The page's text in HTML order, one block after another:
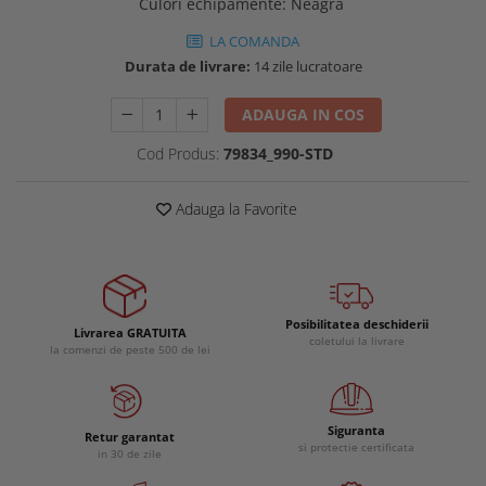
Echipamente specializate
Echipamente veterinari
Echipamente trimeri ongloane
LA COMANDA
Durata de livrare: 14 zile lucratoare
ADAUGA IN COS
Cod Produs: 79834_990-STD
Adauga la Favorite
Livrarea GRATUITA
la comenzi de peste 500 de lei
Posibilitatea deschiderii
coletului la livrare
Retur garantat
in 30 de zile
Siguranta
si protectie certificata